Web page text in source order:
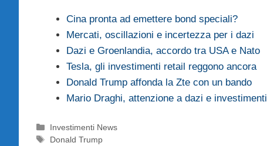
Cina pronta ad emettere bond speciali?
Mercati, oscillazioni e incertezza per i dazi
Dazi e Groenlandia, accordo tra USA e Nato
Tesla, gli investimenti retail reggono ancora
Donald Trump affonda la Zte con un bando
Mario Draghi, attenzione a dazi e investimenti
Categorie
Investimenti News
Tag
Donald Trump